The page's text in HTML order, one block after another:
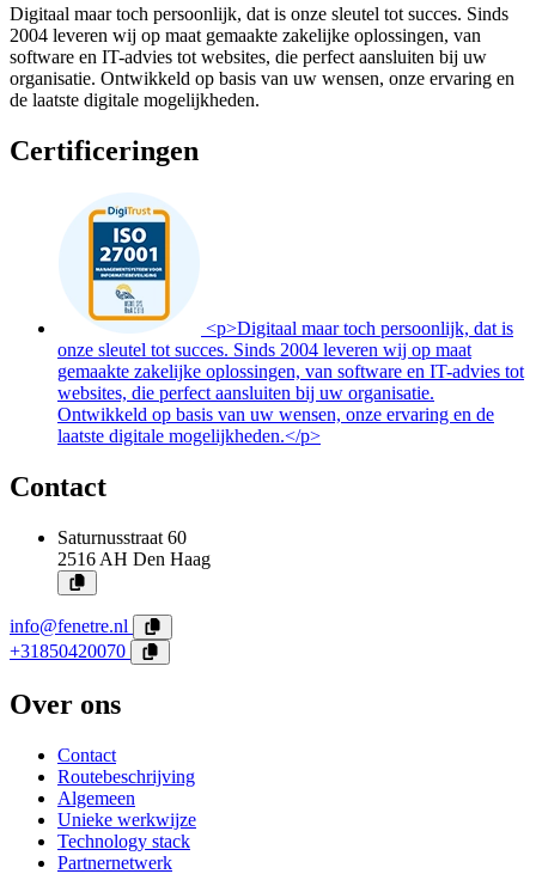
Digitaal maar toch persoonlijk, dat is onze sleutel tot succes. Sinds
2004 leveren wij op maat gemaakte zakelijke oplossingen, van
software en IT-advies tot websites, die perfect aansluiten bij uw
organisatie. Ontwikkeld op basis van uw wensen, onze ervaring en
de laatste digitale mogelijkheden.
Certificeringen
<p>Digitaal maar toch persoonlijk, dat is
onze sleutel tot succes. Sinds 2004 leveren wij op maat
gemaakte zakelijke oplossingen, van software en IT-advies tot
websites, die perfect aansluiten bij uw organisatie.
Ontwikkeld op basis van uw wensen, onze ervaring en de
laatste digitale mogelijkheden.</p>
Contact
Saturnusstraat 60
2516 AH Den Haag
info@fenetre.nl
+31850420070
Over ons
Contact
Routebeschrijving
Algemeen
Unieke werkwijze
Technology stack
Partnernetwerk